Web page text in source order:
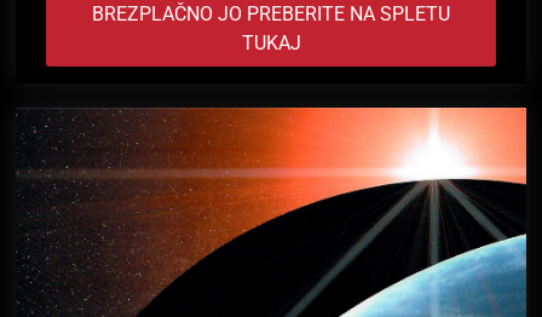
BREZPLAČNO JO PREBERITE NA SPLETU
TUKAJ